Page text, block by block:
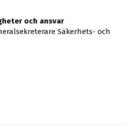
och ansvar
Säkerhets- och